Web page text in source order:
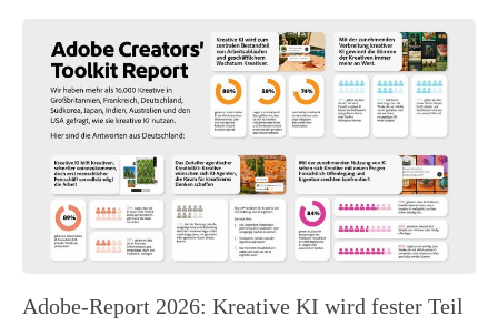
Adobe-Report 2026: Kreative KI wird fester Teil